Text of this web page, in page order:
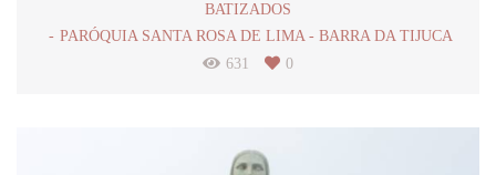
BATIZADOS
PARÓQUIA SANTA ROSA DE LIMA - BARRA DA TIJUCA
631
0